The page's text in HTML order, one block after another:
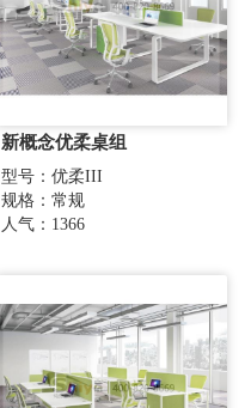
新概念优柔桌组
型号：优柔III
规格：常规
人气：1366